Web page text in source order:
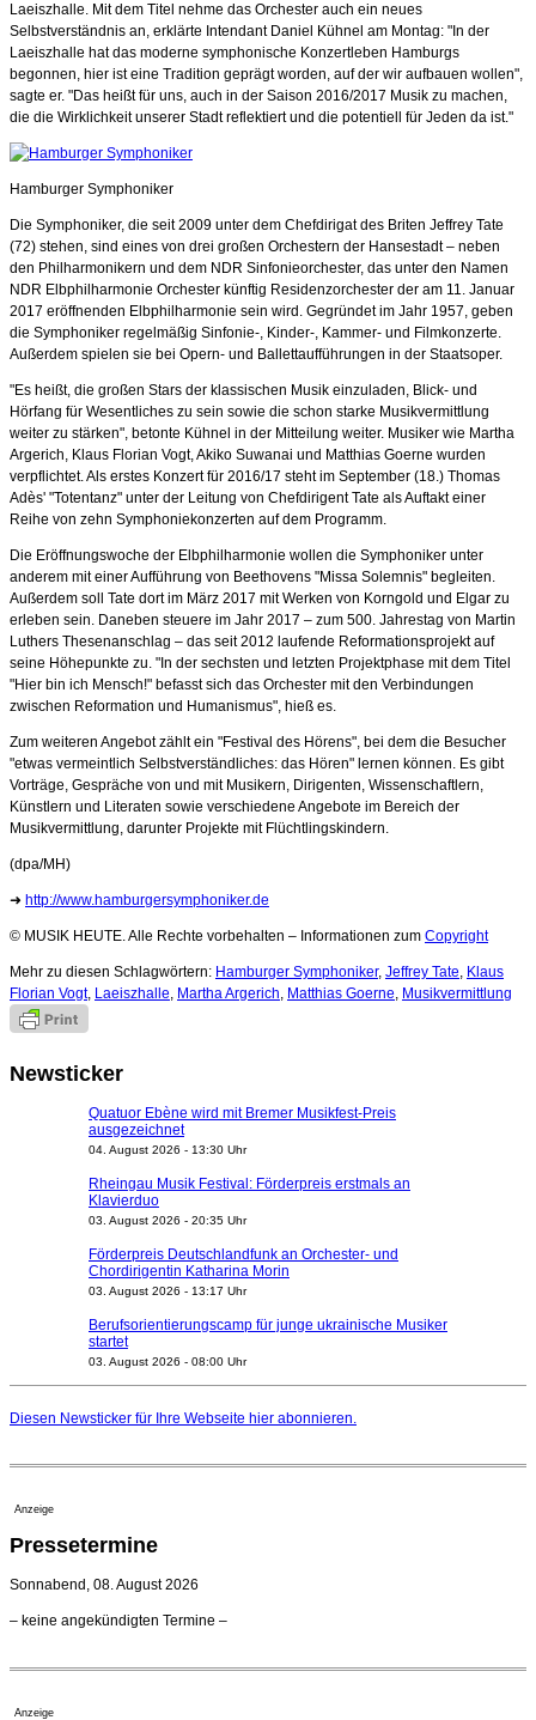
Laeiszhalle. Mit dem Titel nehme das Orchester auch ein neues
Selbstverständnis an, erklärte Intendant Daniel Kühnel am Montag: "In der
Laeiszhalle hat das moderne symphonische Konzertleben Hamburgs
begonnen, hier ist eine Tradition geprägt worden, auf der wir aufbauen wollen",
sagte er. "Das heißt für uns, auch in der Saison 2016/2017 Musik zu machen,
die die Wirklichkeit unserer Stadt reflektiert und die potentiell für Jeden da ist."
Hamburger Symphoniker
Die Symphoniker, die seit 2009 unter dem Chefdirigat des Briten Jeffrey Tate
(72) stehen, sind eines von drei großen Orchestern der Hansestadt – neben
den Philharmonikern und dem NDR Sinfonieorchester, das unter den Namen
NDR Elbphilharmonie Orchester künftig Residenzorchester der am 11. Januar
2017 eröffnenden Elbphilharmonie sein wird. Gegründet im Jahr 1957, geben
die Symphoniker regelmäßig Sinfonie-, Kinder-, Kammer- und Filmkonzerte.
Außerdem spielen sie bei Opern- und Ballettaufführungen in der Staatsoper.
"Es heißt, die großen Stars der klassischen Musik einzuladen, Blick- und
Hörfang für Wesentliches zu sein sowie die schon starke Musikvermittlung
weiter zu stärken", betonte Kühnel in der Mitteilung weiter. Musiker wie Martha
Argerich, Klaus Florian Vogt, Akiko Suwanai und Matthias Goerne wurden
verpflichtet. Als erstes Konzert für 2016/17 steht im September (18.) Thomas
Adès' "Totentanz" unter der Leitung von Chefdirigent Tate als Auftakt einer
Reihe von zehn Symphoniekonzerten auf dem Programm.
Die Eröffnungswoche der Elbphilharmonie wollen die Symphoniker unter
anderem mit einer Aufführung von Beethovens "Missa Solemnis" begleiten.
Außerdem soll Tate dort im März 2017 mit Werken von Korngold und Elgar zu
erleben sein. Daneben steuere im Jahr 2017 – zum 500. Jahrestag von Martin
Luthers Thesenanschlag – das seit 2012 laufende Reformationsprojekt auf
seine Höhepunkte zu. "In der sechsten und letzten Projektphase mit dem Titel
"Hier bin ich Mensch!" befasst sich das Orchester mit den Verbindungen
zwischen Reformation und Humanismus", hieß es.
Zum weiteren Angebot zählt ein "Festival des Hörens", bei dem die Besucher
"etwas vermeintlich Selbstverständliches: das Hören" lernen können. Es gibt
Vorträge, Gespräche von und mit Musikern, Dirigenten, Wissenschaftlern,
Künstlern und Literaten sowie verschiedene Angebote im Bereich der
Musikvermittlung, darunter Projekte mit Flüchtlingskindern.
(dpa/MH)
➜ http://www.hamburgersymphoniker.de
© MUSIK HEUTE. Alle Rechte vorbehalten – Informationen zum Copyright
Mehr zu diesen Schlagwörtern: Hamburger Symphoniker, Jeffrey Tate, Klaus
Florian Vogt, Laeiszhalle, Martha Argerich, Matthias Goerne, Musikvermittlung
Newsticker
Quatuor Ebène wird mit Bremer Musikfest-Preis
ausgezeichnet
04. August 2026 - 13:30 Uhr
Rheingau Musik Festival: Förderpreis erstmals an
Klavierduo
03. August 2026 - 20:35 Uhr
Förderpreis Deutschlandfunk an Orchester- und
Chordirigentin Katharina Morin
03. August 2026 - 13:17 Uhr
Berufsorientierungscamp für junge ukrainische Musiker
startet
03. August 2026 - 08:00 Uhr
Nationaltheater Mannheim
Regensburger Generalmusikdirektor Stefan Veselka
Kammerorchester Heilbronn: Chefdirigent Risto Joost
verlängert bis 2030
Ensemblemitglieder
Diesen Newsticker für Ihre Webseite hier abonnieren.
Anzeige
Pressetermine
Sonnabend, 08. August 2026
– keine angekündigten Termine –
Anzeige